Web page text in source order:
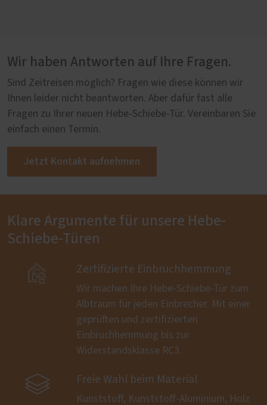
Wir haben Antworten auf Ihre Fragen.
Sind Zeitreisen möglich? Fragen wie diese können wir
Ihnen leider nicht beantworten. Aber dafür fast alle
Fragen zu Ihrer neuen Hebe-Schiebe-Tür. Vereinbaren Sie
einfach einen Termin.
Jetzt Kontakt aufnehmen
Klare Argumente für unsere Hebe-
Schiebe-Türen
 Zertifizierte Einbruchhemmung
Wir machen Ihre Hebe-Schiebe-Tür zum
Albtraum für jeden Einbrecher. Mit einer
geprüften und zertifizierten
Einbruchhemmung bis zur
Widerstandsklasse RC3.
 Freie Wahl beim Material
Kunststoff, Kunststoff-Aluminium, Holz